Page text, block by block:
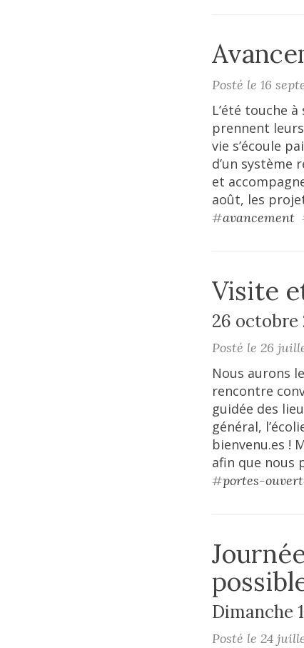
Posté le 16
L’été touche
prennent
vie s’écoule
d’un système
et
août, les
#avancement
Visite
26 octobre
Posté le 26
Nous aurons
rencontre
guidée des
général,
bienvenu.es !
afin que nous
#portes-
Dimanche
Posté le 24